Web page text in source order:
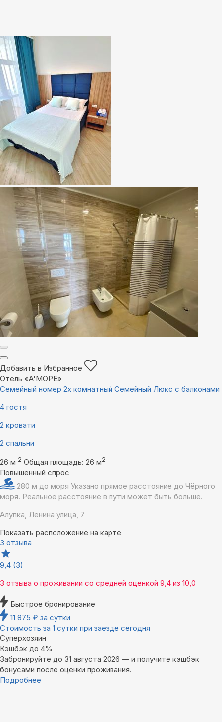
Добавить в Избранное
Отель «A'МОРЕ»
Семейный номер 2х комнатный Семейный Люкс с балконами
4 гостя
2 кровати
2 спальни
26 м 2 Общая площадь: 26 м2
Повышенный спрос
280 м до моря Указано прямое расстояние до Чёрного
моря. Реальное расстояние в пути может быть больше.
Алупка, Ленина улица, 7
Показать расположение на карте
3 отзыва
9,4 (3)
3 отзыва о проживании со средней оценкой 9,4 из 10,0
Быстрое бронирование
11 875 ₽ за сутки
Стоимость за 1 сутки при заезде сегодня
Суперхозяин
Кэшбэк до 4%
Забронируйте до 31 августа 2026 — и получите кэшбэк
бонусами после оценки проживания.
Подробнее